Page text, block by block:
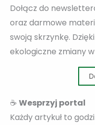
Dołącz do
oraz darmowe
swoją skrzynkę.
ekologiczne zmiany
☕ Wesprzyj portal
Każdy artykuł to